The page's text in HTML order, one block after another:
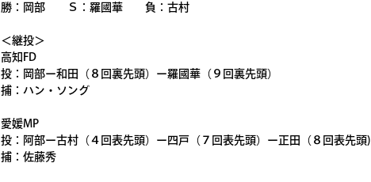
勝：岡部 Ｓ：羅國華 負：古村
＜継投＞
高知FD
投：岡部ー和田（８回裏先頭）ー羅國華（９回裏先頭）
捕：ハン・ソング
愛媛MP
投：阿部ー古村（４回表先頭）ー四戸（７回表先頭）ー正田（８回表先頭)
捕：佐藤秀